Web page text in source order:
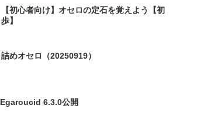
【初心者向け】オセロの定石を覚えよう【初
歩】
詰めオセロ（20250919）
Egaroucid 6.3.0公開